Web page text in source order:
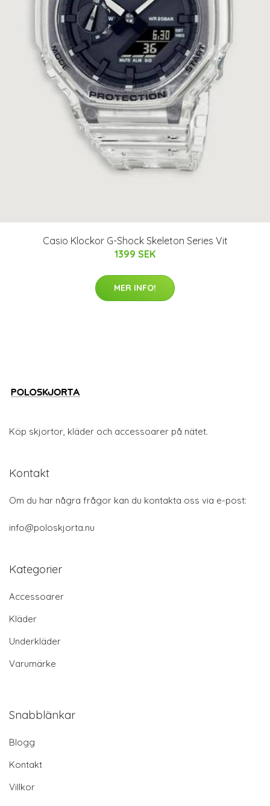
Casio Klockor G-Shock Skeleton Series Vit
1399 SEK
MER INFO!
Köp skjortor, kläder och accessoarer på nätet.
Kontakt
Om du har några frågor kan du kontakta oss via e-post:
info@poloskjorta.nu
Kategorier
Accessoarer
Kläder
Underkläder
Varumärke
Snabblänkar
Blogg
Kontakt
Villkor